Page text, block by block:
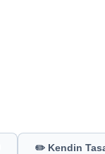
✏️ Kendin